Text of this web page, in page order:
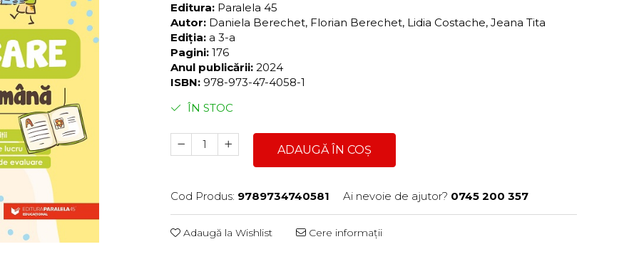
Editura: Paralela 45
Autor: Daniela Berechet, Florian Berechet, Lidia Costache, Jeana Tita
Ediția: a 3-a
Pagini: 176
Anul publicării: 2024
ISBN: 978-973-47-4058-1
ÎN STOC
ADAUGĂ ÎN COȘ
Cod Produs: 9789734740581 Ai nevoie de ajutor? 0745 200 357
Adaugă la Wishlist Cere informații